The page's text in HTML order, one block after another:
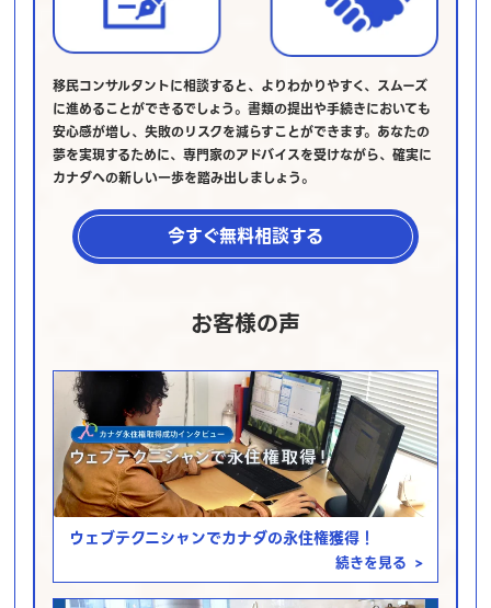
移民コンサルタントに相談すると、よりわかりやすく、スムーズ
に進めることができるでしょう。書類の提出や手続きにおいても
安心感が増し、失敗のリスクを減らすことができます。あなたの
夢を実現するために、専門家のアドバイスを受けながら、確実に
カナダへの新しい一歩を踏み出しましょう。
今すぐ無料相談する
お客様の声
ウェブテクニシャンでカナダの永住権獲得！
続きを見る >